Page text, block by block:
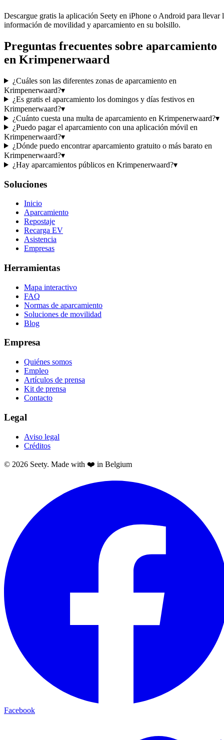
Descargue gratis la aplicación Seety en iPhone o Android para llevar
información de movilidad y aparcamiento en su bolsillo.
Preguntas frecuentes sobre aparcamiento
en Krimpenerwaard
¿Cuáles son las diferentes zonas de aparcamiento en
Krimpenerwaard?▾
¿Es gratis el aparcamiento los domingos y días festivos en
Krimpenerwaard?▾
¿Cuánto cuesta una multa de aparcamiento en Krimpenerwaard?▾
¿Puedo pagar el aparcamiento con una aplicación móvil en
Krimpenerwaard?▾
¿Dónde puedo encontrar aparcamiento gratuito o más barato en
Krimpenerwaard?▾
¿Hay aparcamientos públicos en Krimpenerwaard?▾
Soluciones
Inicio
Aparcamiento
Repostaje
Recarga EV
Asistencia
Empresas
Herramientas
Mapa interactivo
FAQ
Normas de aparcamiento
Soluciones de movilidad
Blog
Empresa
Quiénes somos
Empleo
Artículos de prensa
Kit de prensa
Contacto
Legal
Aviso legal
Créditos
© 2026 Seety. Made with ❤️ in Belgium
Facebook